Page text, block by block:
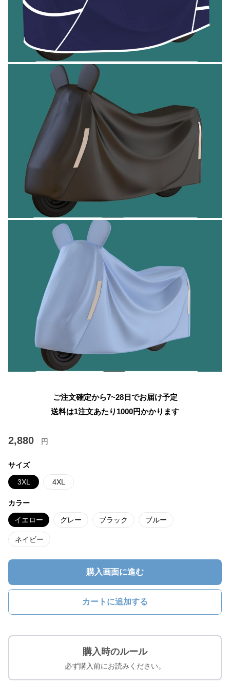
ご注文確定から7~28日でお届け予定
送料は1注文あたり 1000円かかります
2,880 円
サイズ
3XL 4XL
カラー
イエロー グレー ブラック ブルー
ネイビー
購入画面に進む
カートに追加する
購入時のルール
必ず購入前にお読みください。